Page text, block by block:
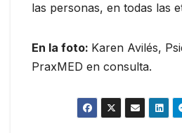
las personas, en todas las
En la foto: Karen Avilés,
PraxMED en consulta.